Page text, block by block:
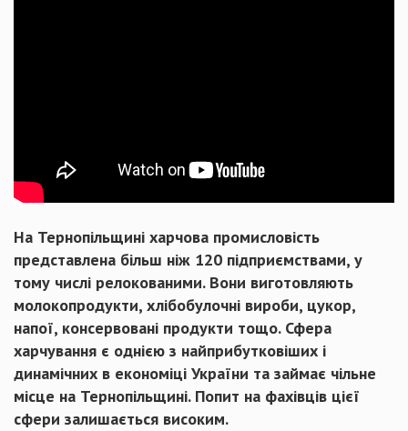
На Тернопільщині харчова промисловість
представлена більш ніж 120 підприємствами, у
тому числі релокованими. Вони виготовляють
молокопродукти, хлібобулочні вироби, цукор,
напої, консервовані продукти тощо. Сфера
харчування є однією з найприбутковіших і
динамічних в економіці України та займає чільне
місце на Тернопільщині. Попит на фахівців цієї
сфери залишається високим.